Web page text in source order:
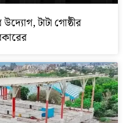
উদ্যোগ, টাটা গোষ্ঠীর